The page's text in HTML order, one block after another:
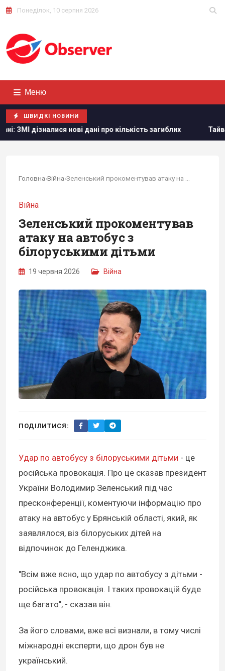
Понеділок, 10 серпня 2026
Меню
ШВИДКІ НОВИНИ
дані про кількість загиблих Тайвань показав під
Головна›Війна›
Війна
Зеленський прокоментував
атаку на автобус з
білоруськими дітьми
19 червня 2026 Війна
ПОДІЛИТИСЯ:
Удар по автобусу з білоруськими дітьми - це
російська провокація. Про це сказав президент
України Володимир Зеленський під час
пресконференції, коментуючи інформацію про
атаку на автобус у Брянській області, який, як
заявлялося, віз білоруських дітей на
відпочинок до Геленджика.
"Всім вже ясно, що удар по автобусу з дітьми -
російська провокація. І таких провокацій буде
ще багато", - сказав він.
За його словами, вже всі визнали, в тому числі
міжнародні експерти, що дрон був не
український.